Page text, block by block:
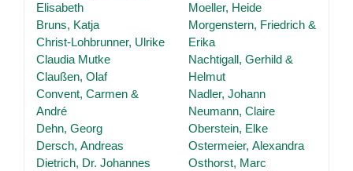
Elisabeth
Bruns, Katja
Christ-Lohbrunner, Ulrike
Claudia Mutke
Claußen, Olaf
Convent, Carmen &
André
Dehn, Georg
Dersch, Andreas
Dietrich, Dr. Johannes
Moeller, Heide
Morgenstern, Friedrich &
Erika
Nachtigall, Gerhild &
Helmut
Nadler, Johann
Neumann, Claire
Oberstein, Elke
Ostermeier, Alexandra
Osthorst, Marc